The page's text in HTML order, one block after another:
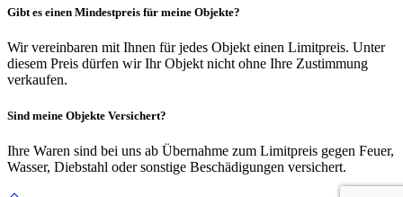
Gibt es einen Mindestpreis für meine Objekte?
Wir vereinbaren mit Ihnen für jedes Objekt einen Limitpreis. Unter
diesem Preis dürfen wir Ihr Objekt nicht ohne Ihre Zustimmung
verkaufen.
Sind meine Objekte Versichert?
Ihre Waren sind bei uns ab Übernahme zum Limitpreis gegen Feuer,
Wasser, Diebstahl oder sonstige Beschädigungen versichert.